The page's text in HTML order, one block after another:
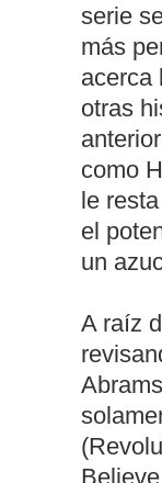
serie
más
acerca
otras
como
le
el
un
A raíz